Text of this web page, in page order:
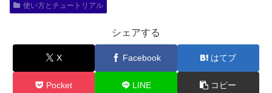
使い方とチュートリアル
シェアする
X Facebook はてブ
Pocket LINE コピー